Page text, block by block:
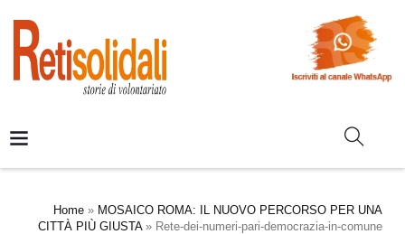
Home » MOSAICO ROMA: IL NUOVO PERCORSO PER UNA
CITTÀ PIÙ GIUSTA» Rete-dei-numeri-pari-democrazia-in-comune